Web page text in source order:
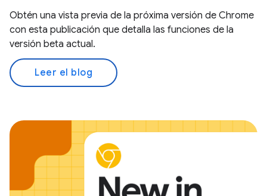
Obtén una vista previa de la próxima versión de Chrome
con esta publicación que detalla las funciones de la
versión beta actual.
Leer el blog